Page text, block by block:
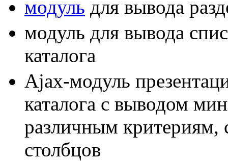
модуль для вывода
модуль для вывода
каталога
Ajax-модуль
каталога с выводом
различным критериям,
столбцов